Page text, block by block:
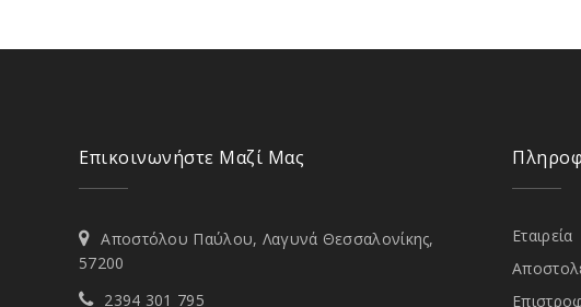
Επικοινωνήστε Μαζί Μας
Αποστόλου Παύλου, Λαγυνά Θεσσαλονίκης,
57200
2394 301 795
Εταιρεία